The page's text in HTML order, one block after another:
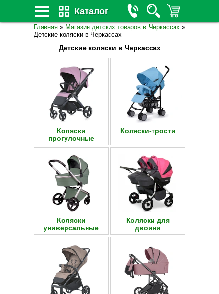
Каталог
Главная » Магазин детских товаров в Черкассах »
Детские коляски в Черкассах
Детские коляски в Черкассах
Коляски
прогулочные
Коляски-трости
Коляски
универсальные
Коляски для
двойни